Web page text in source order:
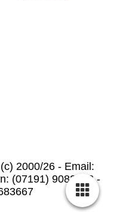
2000/26 - Email:
(07191) 9082148 -